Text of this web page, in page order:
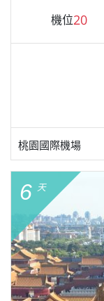
機位20
桃園國際機場
6 天